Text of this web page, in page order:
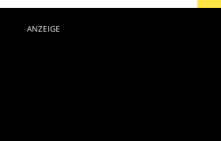
ANZEIGE